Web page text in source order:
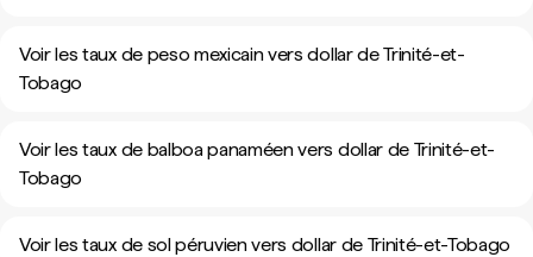
Voir les taux de peso mexicain vers dollar de Trinité-et-
Tobago
Voir les taux de balboa panaméen vers dollar de Trinité-et-
Tobago
Voir les taux de sol péruvien vers dollar de Trinité-et-Tobago